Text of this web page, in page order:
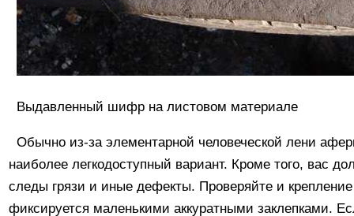
Выдавленный шифр на листовом материале
Обычно из-за элементарной человеческой лени
наиболее легкодоступный вариант. Кроме того, вас
следы грязи и иные дефекты. Проверяйте и
фиксируется маленькими аккуратными заклепками.